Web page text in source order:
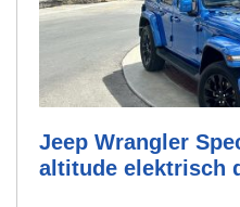
Jeep Wrangler
altitude elektrisch